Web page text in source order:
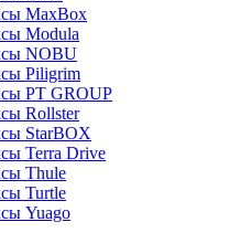
MaxBox
Modula
NOBU
Piligrim
PT GROUP
Rollster
StarBOX
Terra Drive
Thule
Turtle
Yuago